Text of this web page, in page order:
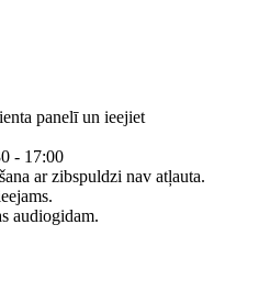
panelī un ieejiet
- 17:00
ar zibspuldzi nav atļauta.
audiogidam.